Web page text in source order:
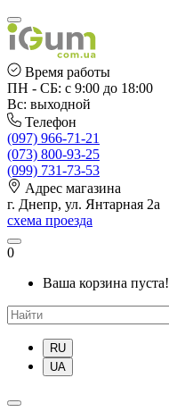
Время работы
ПН - СБ: с 9:00 до 18:00
Вс: выходной
Телефон
(097) 966-71-21
(073) 800-93-25
(099) 731-73-53
Адрес магазина
г. Днепр, ул. Янтарная 2а
схема проезда
0
Ваша корзина пуста!
RU
UA